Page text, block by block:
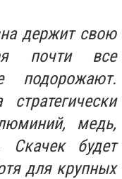
держит свою
почти все
подорожают.
медь,
Скачек будет
для крупных